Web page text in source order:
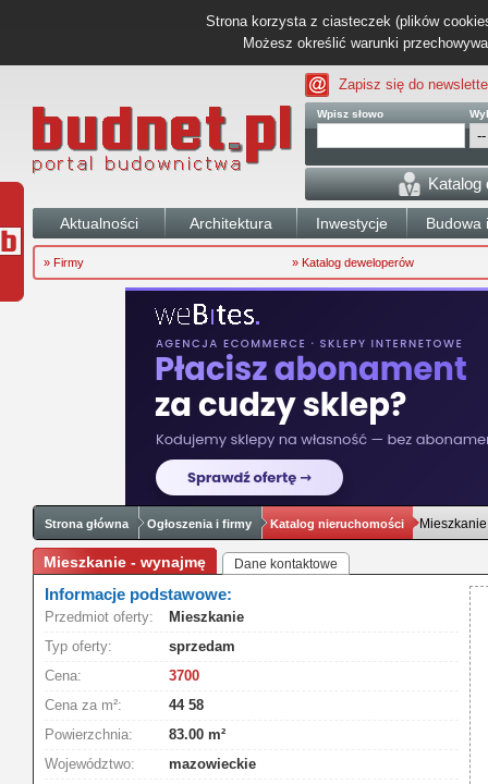
Strona korzysta z ciasteczek (plików
Możesz określić warunki
Zapisz się do
Wpisz słowo
Katalog
Aktualności Architektura Inwestycje Budowa
» Firmy » Katalog deweloperów
Strona główna Ogłoszenia i firmy Katalog nieruchomości
Mieszkanie - wynajmę Dane kontaktowe
Informacje podstawowe:
Przedmiot oferty:
Mieszkanie
Typ oferty:
sprzedam
Cena:
3700
Cena za m²:
44 58
Powierzchnia:
83.00 m²
Województwo:
mazowieckie